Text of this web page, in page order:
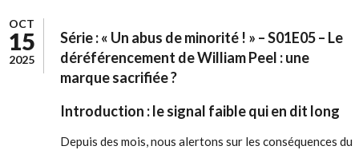
OCT
15
2025
Série : « Un abus de minorité ! » – S01E05 – Le
déréférencement de William Peel : une
marque sacrifiée ?
Introduction : le signal faible qui en dit long
Depuis des mois, nous alertons sur les conséquences du